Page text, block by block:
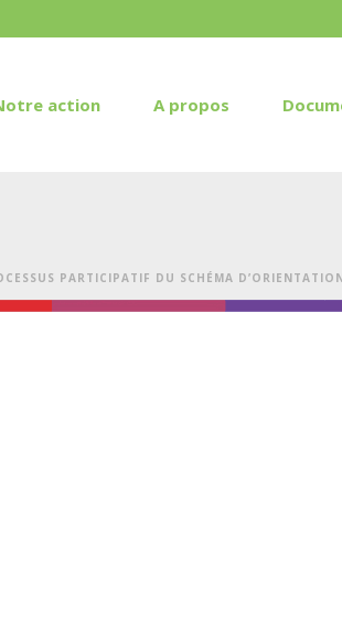
action A propos
PARTICIPATIF DU SCHÉMA